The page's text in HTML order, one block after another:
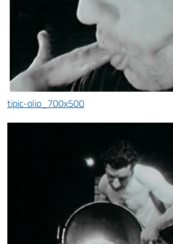
tipic-olio_700x500